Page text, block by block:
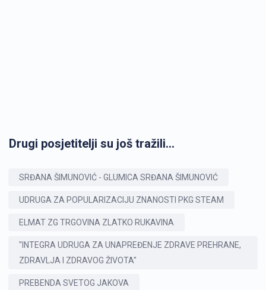
Drugi posjetitelji su još tražili...
SRĐANA ŠIMUNOVIĆ - GLUMICA SRĐANA ŠIMUNOVIĆ
UDRUGA ZA POPULARIZACIJU ZNANOSTI PKG STEAM
ELMAT ZG TRGOVINA ZLATKO RUKAVINA
"INTEGRA UDRUGA ZA UNAPREĐENJE ZDRAVE PREHRANE,
ZDRAVLJA I ZDRAVOG ŽIVOTA"
PREBENDA SVETOG JAKOVA